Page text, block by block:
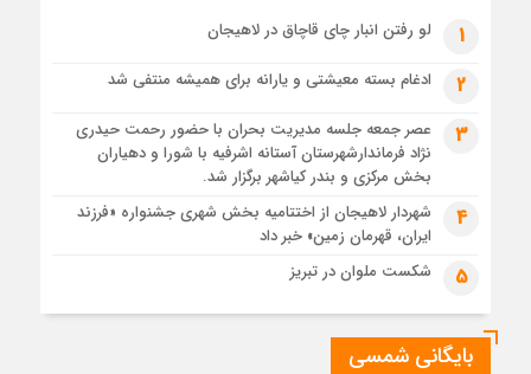
1 ماه قبل
رئوف
تصاویر هوایی مراسم تشییع پیکر مطهر آقای شهید ایران – مشهد
مراسم تشییع پیکر مطهر آقای شهید ایران – مشهد
تصاویری از تراکم جمعیت حاضر در میدان ثورهالعشرین نجف
اشرف
1 لو رفتن انبار چای قاچاق در لاهیجان
2 ادغام بسته معیشتی و یارانه برای همیشه منتفی شد
3
عصر جمعه جلسه مدیریت بحران با حضور رحمت حیدری
نژاد فرماندارشهرستان آستانه اشرفیه با شورا و دهیاران
بخش مرکزی و بندر کیاشهر برگزار شد.
4
شهردار لاهیجان از اختتامیه بخش شهری جشنواره «فرزند
ایران، قهرمان زمین» خبر داد
5 شکست ملوان در تبریز
بایگانی شمسی